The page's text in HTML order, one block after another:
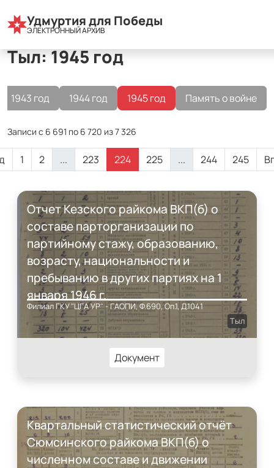
Удмуртия для Победы
ЭЛЕКТРОННЫЙ АРХИВ
Все разделы Тыл 1945 год
Тыл: 1945 год
1943 год 1944 год 1945 год Память о войне
Записи с 6 691 по 6 720 из 7 326
1 2 ... 223 224 225 ... 244 245
Отчет Кезского райкома ВКП(б) о
составе парторганизации по
партийному стажу, образованию,
возрасту, национальности и
пребыванию в других партиях на 1
января 1946 г.
Филиал ГКУ "ЦГА УР" - ГАОПИ, Ф.690, Оп.1, Д.1041
Тыл
Документ
Квартальный статистический отчёт
Сюмсинского райкома ВКП(б) о
численном составе и движении